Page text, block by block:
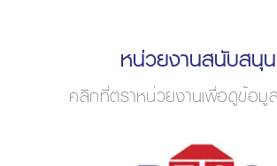
หน่วยงานสนับสนุน
คลิกที่ตราหน่วยงานเพื่อดูข้อมู